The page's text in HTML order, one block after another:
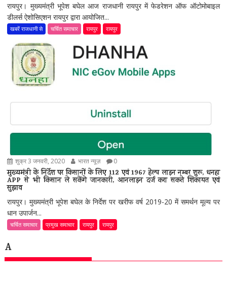
रायपुर। मुख्यमंत्री भूपेश बघेल आज राजधानी रायपुर में फेडरेशन ऑफ ऑटोमोबाइल
डीलर्स ऐशोसिएशन रायपुर द्वारा आयोजित...
खबरें राजधानी से चर्चित समाचार रायपुर रायपुर
शुक्र 3 जनवरी, 2020 भारत न्यूज़ 0
मुख्यमंत्री के निर्देश पर किसानों के लिए 112 एवं 1967 हेल्प लाइन नम्बर शुरू, धनहा
APP से भी किसान ले सकेंगे जानकारी, आनलाइन दर्ज करा सकते शिकायत एवं
सुझाव
रायपुर। मुख्यमंत्री भूपेश बघेल के निर्देश पर खरीफ वर्ष 2019-20 में समर्थन मूल्य पर
धान उपार्जन...
चर्चित समाचार प्रमुख समाचार रायपुर रायपुर
A